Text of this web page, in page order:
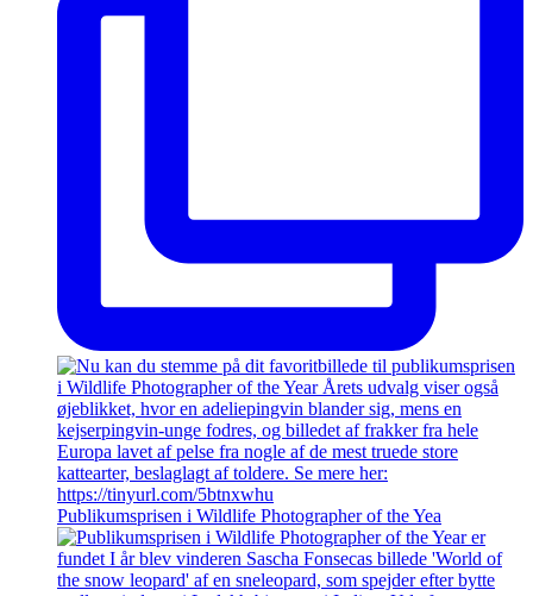
Publikumsprisen i Wildlife Photographer of the Yea